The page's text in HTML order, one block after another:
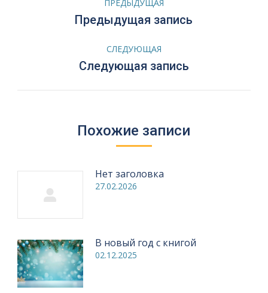
ПРЕДЫДУЩАЯ
Предыдущая
Предыдущая запись
СЛЕДУЮЩАЯ
Следующая
Следующая запись
Похожие записи
Нет заголовка
27.02.2026
В новый год с книгой
02.12.2025